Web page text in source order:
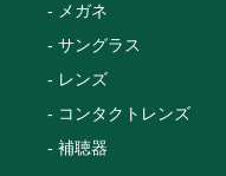
メガネ
サングラス
レンズ
コンタクトレンズ
補聴器